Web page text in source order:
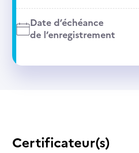
Date d’échéance
de l’enregistrement
Certificateur(s)